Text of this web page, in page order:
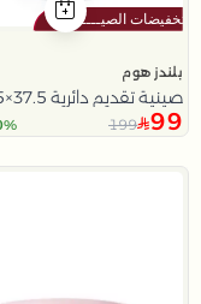
بلندز هوم
صينية تقديم دائرية 37.5×37.5 سم بيضاء خشبية بطباعة نخلة من نقاء
99
199